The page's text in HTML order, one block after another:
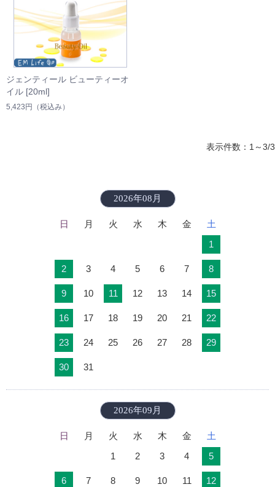
ジェンティール ビューティーオ
イル [20ml]
5,423円 （税込み）
表示件数：1～3/3
2026年08月
日 月 火 水 木 金
土
1
2 3 4 5 6 7 8
9 10 11 12 13 14 15
16 17 18 19 20 21 22
23 24 25 26 27 28 29
30 31
2026年09月
日 月 火 水 木 金
土
1
2 3 4 5
6 7 8 9 10 11 12